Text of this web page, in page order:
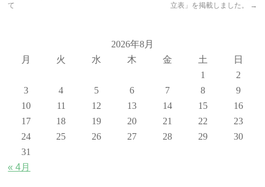
て
立表」を掲載しました。
→
2026年8月
月
火 水 木 金 土
日
1
2
3
4 5 6 7 8
9
10
11 12 13 14 15
16
17
18 19 20 21 22
23
24
25 26 27 28 29
30
31
« 4月